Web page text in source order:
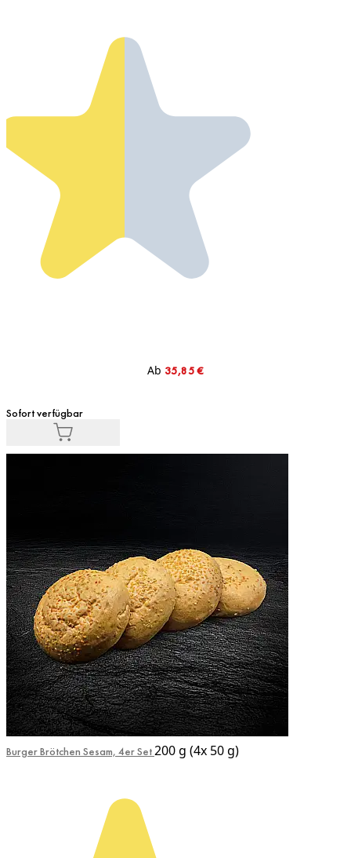
Ab 35,85 €
Sofort verfügbar
Burger Brötchen Sesam, 4er Set200 g (4x 50 g)